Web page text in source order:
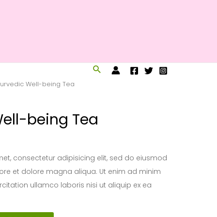
Buscar
Well-being Tea
being Tea
consectetur adipisicing elit, sed do eiusmod
et dolore magna aliqua. Ut enim ad minim
ullamco laboris nisi ut aliquip ex ea